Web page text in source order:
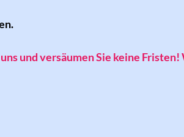
und versäumen Sie keine